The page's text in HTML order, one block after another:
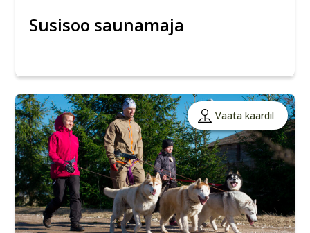
Susisoo saunamaja
Vaata kaardil